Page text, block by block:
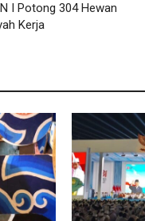
I Potong 304 Hewan
Kerja